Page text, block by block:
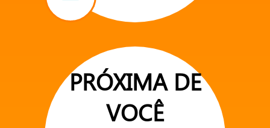
PRÓXIMA DE
VOCÊ